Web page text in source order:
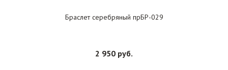
Браслет серебряный прБР-029
2 950 руб.